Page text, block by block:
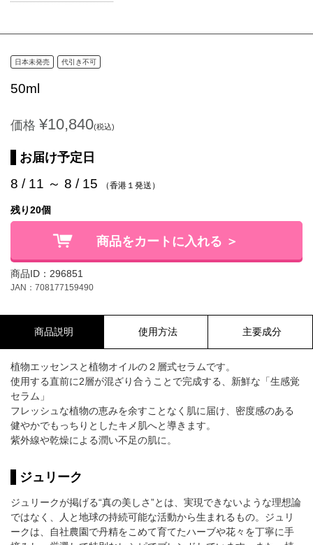
日本未発売 代引き不可
50ml
価格 ¥10,840(税込)
お届け予定日
8 / 11 ～ 8 / 15 （香港１発送）
残り20個
商品をカートに入れる ＞
商品ID：296851
JAN：708177159490
商品説明 使用方法 主要成分
植物エッセンスと植物オイルの２層式セラムです。
使用する直前に2層が混ざり合うことで完成する、新鮮な「生感覚
セラム」
フレッシュな植物の恵みを余すことなく肌に届け、密度感のある
健やかでもっちりとしたキメ肌へと導きます。
紫外線や乾燥による潤い不足の肌に。
ジュリーク
ジュリークが掲げる“真の美しさ”とは、実現できないような理想論
ではなく、人と地球の持続可能な活動から生まれるもの。ジュリ
ークは、自社農園で丹精をこめて育てたハーブや花々を丁寧に手